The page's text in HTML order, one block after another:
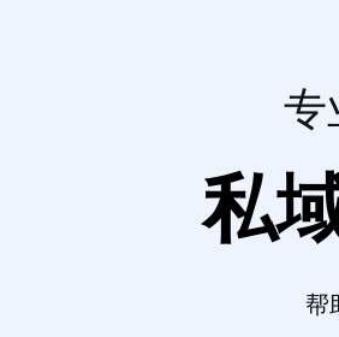
专
私
帮